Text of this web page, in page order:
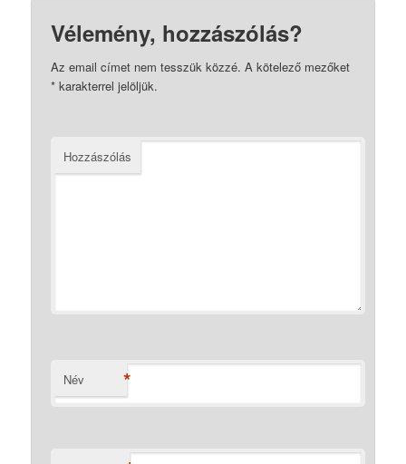
Vélemény, hozzászólás?
Az email címet nem tesszük közzé. A kötelező mezőket
* karakterrel jelöljük.
Hozzászólás
Név *